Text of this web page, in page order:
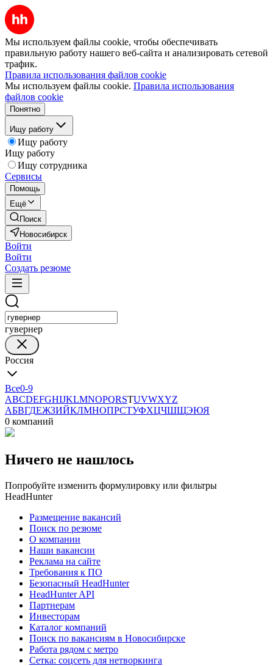
Мы используем файлы cookie, чтобы обеспечивать
правильную работу нашего веб-сайта и анализировать сетевой
трафик.
Правила использования файлов cookie
Мы используем файлы cookie. Правила использования
файлов cookie
Понятно
Ищу работу
Ищу работу
Ищу работу
Ищу сотрудника
Сервисы
Помощь
Ещё
Поиск
Новосибирск
Войти
Войти
Создать резюме
гувернер
Россия
Все0-9
ABCDEFGHIJKLMNOPQRSTUVWXYZ
АБВГДЕЖЗИЙКЛМНОПРСТУФХЦЧШЩЭЮЯ
0 компаний
Ничего не нашлось
Попробуйте изменить формулировку или фильтры
HeadHunter
Размещение вакансий
Поиск по резюме
О компании
Наши вакансии
Реклама на сайте
Требования к ПО
Безопасный HeadHunter
HeadHunter API
Партнерам
Инвесторам
Каталог компаний
Поиск по вакансиям в Новосибирске
Работа рядом с метро
Сетка: соцсеть для нетворкинга